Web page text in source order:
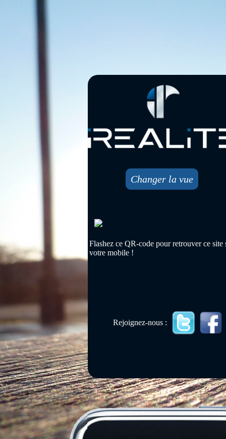
Changer la vue
Flashez ce QR-code pour retrouver ce site
votre mobile !
Rejoignez-nous :